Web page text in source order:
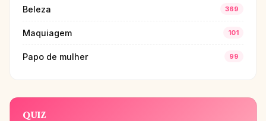
Beleza 369
Maquiagem 101
Papo de mulher 99
QUIZ